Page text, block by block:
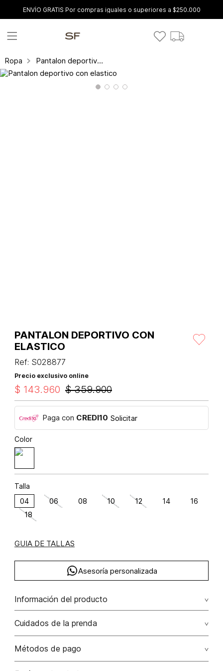
ENVÍO GRATIS Por compras iguales o superiores a $250.000
Ropa Pantalon deportivo con elastico
PANTALON DEPORTIVO CON
ELASTICO
Ref: S028877
Precio exclusivo online
$ 359.900
$ 143.960
Paga con CREDI10 Solicitar
Color
Talla
04 06 08 10 12 14
16
18
GUIA DE TALLAS
Asesoría personalizada
Información del producto
viscosa 50% rayón 50% 50.00% viscosa/viscose50.00%
rayón/rayon
Cuidados de la prenda
Lavado a máquina máximo a 30°c / centrifugar / secar
Métodos de pago